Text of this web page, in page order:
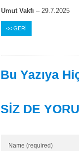
Umut Vakfı – 29.7.2025
<< GERİ
Bu Yazıya
SİZ DE